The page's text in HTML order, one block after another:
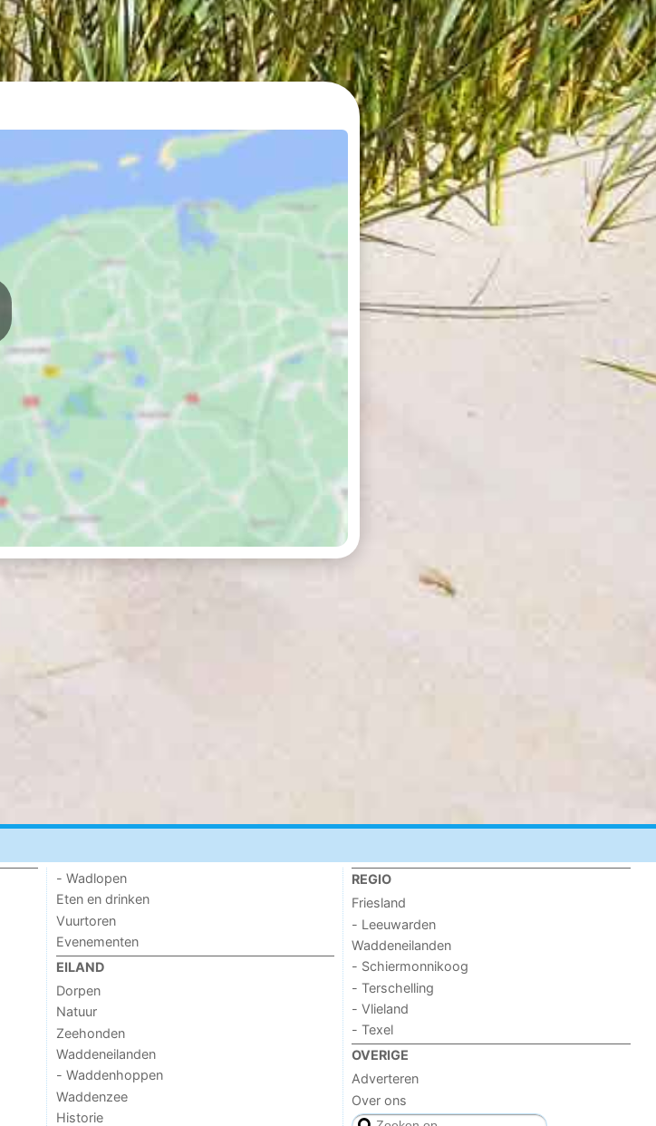
- Wadlopen
Eten en drinken
Vuurtoren
Evenementen
EILAND
Dorpen
Natuur
Zeehonden
Waddeneilanden
- Waddenhoppen
Waddenzee
Historie
REGIO
Friesland
- Leeuwarden
Waddeneilanden
- Schiermonnikoog
- Terschelling
- Vlieland
- Texel
OVERIGE
Adverteren
Over ons